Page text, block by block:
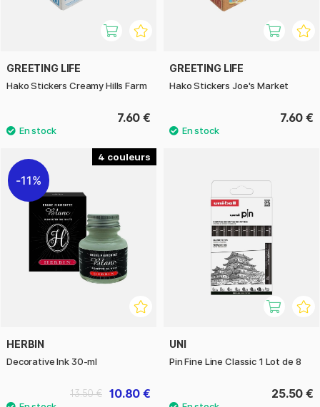
GREETING LIFE
Hako Stickers Creamy Hills Farm
7.60 €
GREETING LIFE
Hako Stickers Joe's Market
7.60 €
4
11%
HERBIN
Decorative Ink 30-ml
10.80 €
13.50 €
UNI
Pin Fine Line Classic 1 Lot de 8
25.50 €